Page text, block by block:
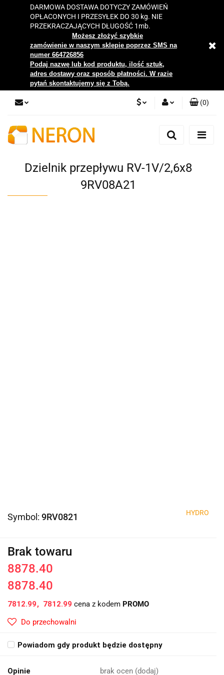
DARMOWA DOSTAWA DOTYCZY ZAMÓWIEŃ
OPŁACONYCH I PRZESYŁEK DO 30 kg. NIE
PRZEKRACZAJĄCYCH DŁUGOŚĆ 1mb.
Możesz złożyć szybkie
zamówienie w naszym sklepie poprzez SMS na
numer 664726856
Podaj nazwę lub kod produktu, ilość sztuk,
adres dostawy oraz sposób płatności. W razie
pytań skontaktujemy się z Tobą.
Zaloguj się
Zgody cookies
(0)
Dzielnik przepływu RV-1V/2,6x8
9RV08A21
Symbol: 9RV0821 HYDRO
Brak towaru
8878.40
8878.40
7812.99 7812.99 cena z kodem PROMO
Do przechowalni
Powiadom gdy produkt będzie dostępny
Opinie brak ocen (dodaj)